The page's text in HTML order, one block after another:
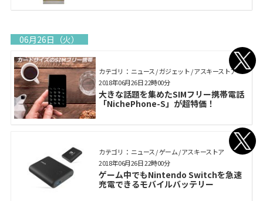
06月26日（火）
カテゴリ： ニュース / ガジェット / アスキーストア
大きな話題を集めたSIMフリー携帯電話
「NichePhone-S」が超特価！
2018年06月26日 22時00分
カテゴリ： ニュース / ゲーム / アスキーストア
ゲーム中でもNintendo Switchを急速
充電できるモバイルバッテリー
2018年06月26日 22時00分